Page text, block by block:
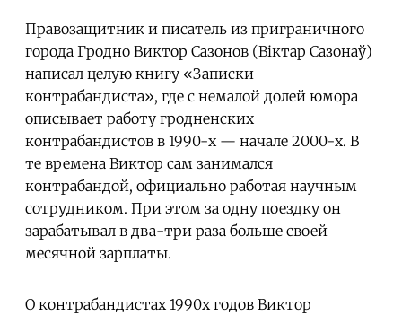
Правозащитник и писатель из приграничного
города Гродно Виктор Сазонов (Віктар Сазонаў)
написал целую книгу «Записки
контрабандиста», где с немалой долей юмора
описывает работу гродненских
контрабандистов в 1990-х — начале 2000-х. В
те времена Виктор сам занимался
контрабандой, официально работая научным
сотрудником. При этом за одну поездку он
зарабатывал в два-три раза больше своей
месячной зарплаты.
О контрабандистах 1990х годов Виктор